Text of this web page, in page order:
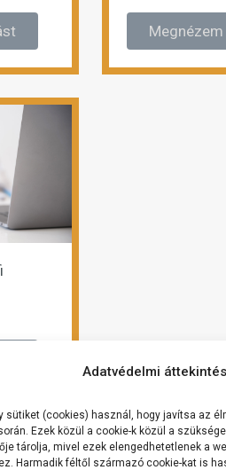
Adatvédelmi áttekintés
sütiket (cookies) használ, hogy javítsa az
Ezek közül a cookie-k közül a
tárolja, mivel ezek elengedhetetlenek a
Harmadik féltől származó cookie-kat is